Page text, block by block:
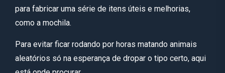
para fabricar uma série de itens úteis e melhorias,
como a mochila.
Para evitar ficar rodando por horas matando animais
aleatórios só na esperança de dropar o tipo certo, aqui